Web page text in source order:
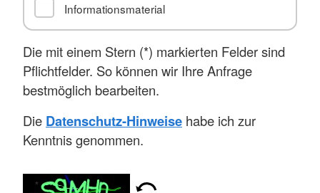
Informationsmaterial
Die mit einem Stern (*) markierten Felder sind
Pflichtfelder. So können wir Ihre Anfrage
bestmöglich bearbeiten.
Die Datenschutz-Hinweise habe ich zur
Kenntnis genommen.
*